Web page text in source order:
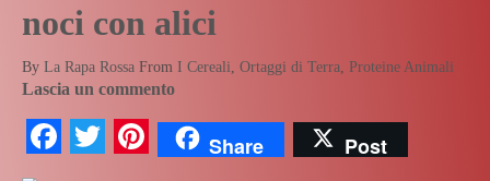
noci con alici
By La Rapa Rossa From I Cereali, Ortaggi di Terra, Proteine Animali
Lascia un commento
Facebook
TwitterPinterest
Share Post